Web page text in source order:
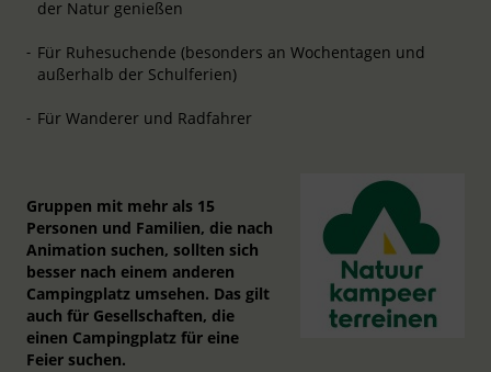
der Natur genießen
Für Ruhesuchende (besonders an Wochentagen und
außerhalb der Schulferien)
Für Wanderer und Radfahrer
Gruppen mit mehr als 15
Personen und Familien, die nach
Animation suchen, sollten sich
besser nach einem anderen
Campingplatz umsehen. Das gilt
auch für Gesellschaften, die
einen Campingplatz für eine
Feier suchen.